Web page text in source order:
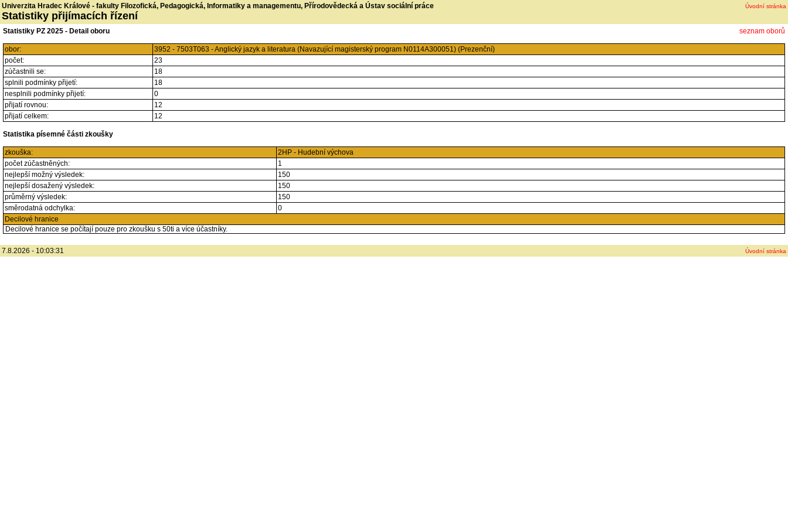
Univerzita Hradec Králové - fakulty Filozofická, Pedagogická, Informatiky a managementu, Přírodovědecká a Ústav sociální práce
Statistiky přijímacích řízení
Úvodní stránka
seznam oborů
Statistiky PZ 2025 - Detail oboru
obor:
3952 - 7503T063 - Anglický jazyk a literatura (Navazující magisterský program N0114A300051) (Prezenční)
počet:
23
zúčastnili se:
18
splnili podmínky přijetí:
18
nesplnili podmínky přijetí:
0
přijatí rovnou:
12
přijatí celkem:
12
Statistika písemné části zkoušky
zkouška:
2HP - Hudební výchova
počet zúčastněných:
1
nejlepší možný výsledek:
150
nejlepší dosažený výsledek:
150
průměrný výsledek:
150
směrodatná odchylka:
0
Decilové hranice
Decilové hranice se počítají pouze pro zkoušku s 50ti a více účastníky.
7.8.2026 - 10:03:31 Úvodní stránka